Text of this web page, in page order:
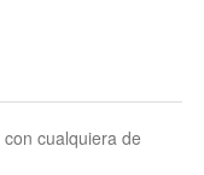
cualquiera de